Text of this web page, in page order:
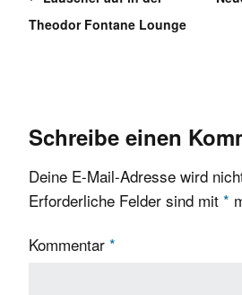
Theodor Fontane Lounge
Schreibe einen
Deine E-Mail-Adresse wird
Erforderliche Felder sind mit *
Kommentar *